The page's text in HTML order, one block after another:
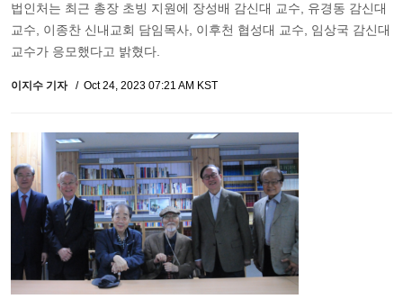
법인처는 최근 총장 초빙 지원에 장성배 감신대 교수, 유경동 감신대
교수, 이종찬 신내교회 담임목사, 이후천 협성대 교수, 임상국 감신대
교수가 응모했다고 밝혔다.
이지수 기자 Oct 24, 2023 07:21 AM KST